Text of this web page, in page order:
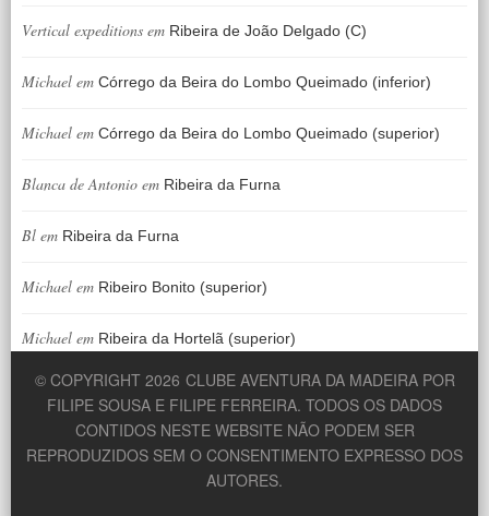
Vertical expeditions em Ribeira de João Delgado (C)
Michael em Córrego da Beira do Lombo Queimado (inferior)
Michael em Córrego da Beira do Lombo Queimado (superior)
Blanca de Antonio em Ribeira da Furna
Bl em Ribeira da Furna
Michael em Ribeiro Bonito (superior)
Michael em Ribeira da Hortelã (superior)
© COPYRIGHT 2026 CLUBE AVENTURA DA MADEIRA POR
FILIPE SOUSA E FILIPE FERREIRA. TODOS OS DADOS
CONTIDOS NESTE WEBSITE NÃO PODEM SER
REPRODUZIDOS SEM O CONSENTIMENTO EXPRESSO DOS
AUTORES.